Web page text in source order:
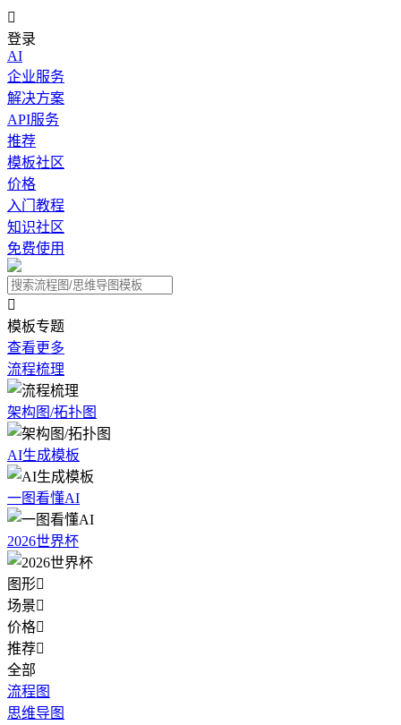

登录
AI
企业服务
解决方案
API服务
推荐
模板社区
价格
入门教程
知识社区
免费使用

模板专题
查看更多
流程梳理
架构图/拓扑图
AI生成模板
一图看懂AI
2026世界杯
图形
场景
价格
推荐
全部
流程图
思维导图